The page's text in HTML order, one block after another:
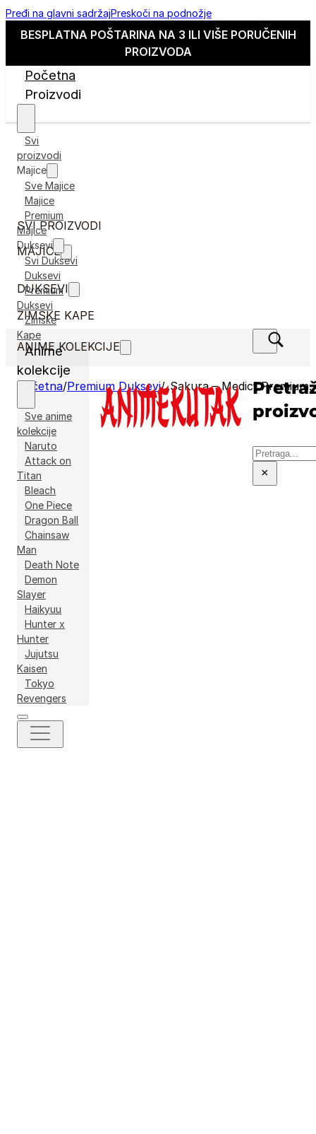
Pređi na glavni sadržajPreskoči na podnožje
BESPLATNA POŠTARINA NA 3 ILI VIŠE PORUČENIH
PROIZVODA
Početna
Proizvodi
Svi
proizvodi
Majice
Sve Majice
Majice
Premium
Majice
Duksevi
Svi Duksevi
Duksevi
Premium
Duksevi
Zimske
Kape
Anime
kolekcije
Sve anime
kolekcije
Naruto
Attack on
Titan
Bleach
One Piece
Dragon Ball
Chainsaw
Man
Death Note
Demon
Slayer
Haikyuu
Hunter x
Hunter
Jujutsu
Kaisen
Tokyo
Revengers
Pretraga
×
SVI PROIZVODI
MAJICE
DUKSEVI
ZIMSKE KAPE
ANIME KOLEKCIJE
Početna/Premium Duksevi/„Sakura – Medic“ Premium Duks